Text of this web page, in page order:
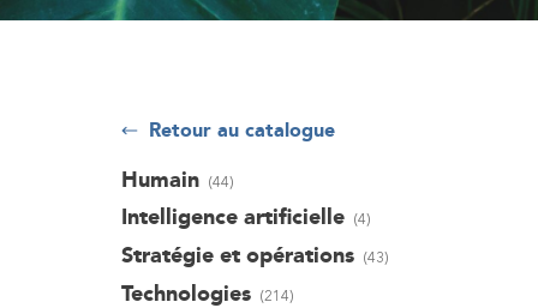
Retour au catalogue
Humain (44)
Intelligence artificielle (4)
Stratégie et opérations (43)
Technologies (214)